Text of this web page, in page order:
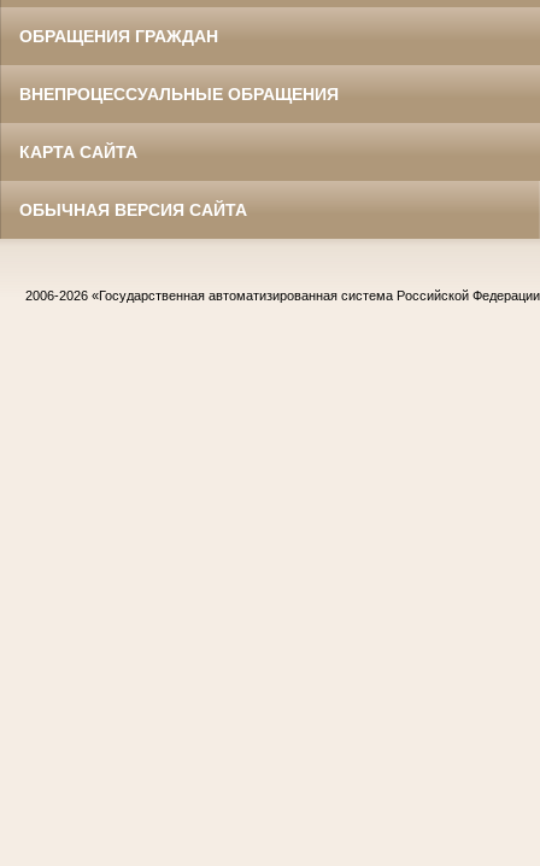
ОБРАЩЕНИЯ ГРАЖДАН
ВНЕПРОЦЕССУАЛЬНЫЕ ОБРАЩЕНИЯ
КАРТА САЙТА
ОБЫЧНАЯ ВЕРСИЯ САЙТА
2006-2026 «Государственная автоматизированная система Российской